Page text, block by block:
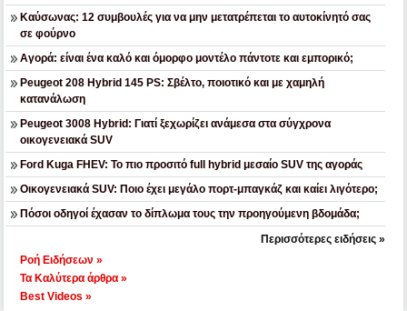
Καύσωνας: 12 συμβουλές για να μην μετατρέπεται το αυτοκίνητό σας
σε φούρνο
Αγορά: είναι ένα καλό και όμορφο μοντέλο πάντοτε και εμπορικό;
Peugeot 208 Hybrid 145 PS: Σβέλτο, ποιοτικό και με χαμηλή
κατανάλωση
Peugeot 3008 Hybrid: Γιατί ξεχωρίζει ανάμεσα στα σύγχρονα
οικογενειακά SUV
Ford Kuga FHEV: Το πιο προσιτό full hybrid μεσαίο SUV της αγοράς
Οικογενειακά SUV: Ποιο έχει μεγάλο πορτ-μπαγκάζ και καίει λιγότερο;
Πόσοι οδηγοί έχασαν το δίπλωμα τους την προηγούμενη βδομάδα;
Περισσότερες ειδήσεις »
Ροή Ειδήσεων »
Τα Καλύτερα άρθρα »
Best Videos »